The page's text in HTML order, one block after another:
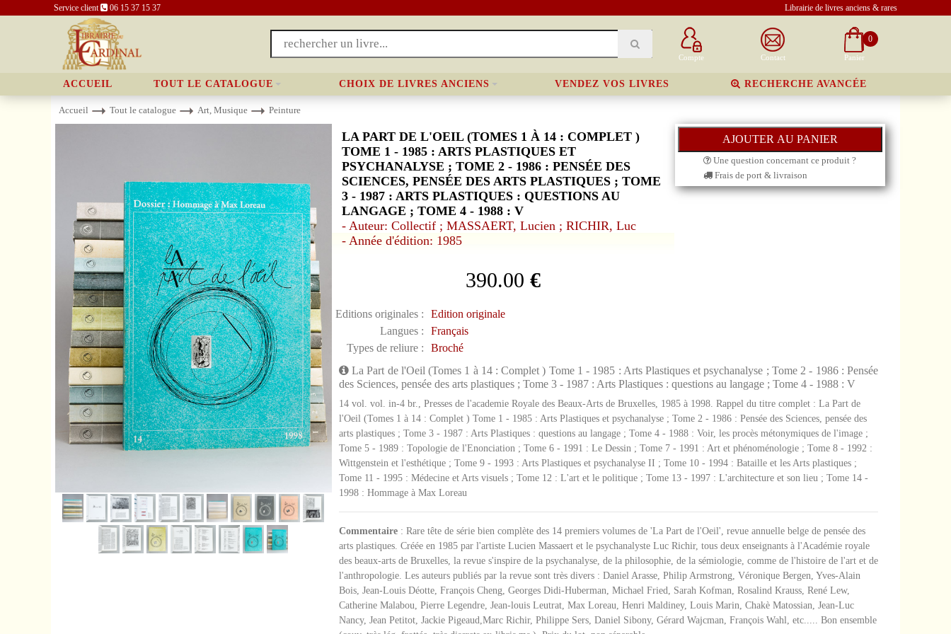
Service client 06 15 37 15 37 Librairie de livres anciens & rares
Compte Contact
0
Panier
ACCUEIL TOUT LE CATALOGUE CHOIX DE LIVRES ANCIENS VENDEZ VOS LIVRES RECHERCHE AVANCÉE
Accueil Tout le catalogue Art, Musique Peinture
LA PART DE L'OEIL (TOMES 1 À 14 : COMPLET )
TOME 1 - 1985 : ARTS PLASTIQUES ET
PSYCHANALYSE ; TOME 2 - 1986 : PENSÉE DES
SCIENCES, PENSÉE DES ARTS PLASTIQUES ; TOME
3 - 1987 : ARTS PLASTIQUES : QUESTIONS AU
LANGAGE ; TOME 4 - 1988 : V
- Auteur: Collectif ; MASSAERT, Lucien ; RICHIR, Luc
- Année d'édition: 1985
390.00 €
Editions originales :
Edition originale
Langues :
Français
Types de reliure :
Broché
Une question concernant ce produit ?
Frais de port & livraison
La Part de l'Oeil (Tomes 1 à 14 : Complet ) Tome 1 - 1985 : Arts Plastiques et psychanalyse ; Tome 2 - 1986 : Pensée
des Sciences, pensée des arts plastiques ; Tome 3 - 1987 : Arts Plastiques : questions au langage ; Tome 4 - 1988 : V
14 vol. vol. in-4 br., Presses de l'academie Royale des Beaux-Arts de Bruxelles, 1985 à 1998. Rappel du titre complet : La Part de
l'Oeil (Tomes 1 à 14 : Complet ) Tome 1 - 1985 : Arts Plastiques et psychanalyse ; Tome 2 - 1986 : Pensée des Sciences, pensée des
arts plastiques ; Tome 3 - 1987 : Arts Plastiques : questions au langage ; Tome 4 - 1988 : Voir, les procès métonymiques de l'image ;
Tome 5 - 1989 : Topologie de l'Enonciation ; Tome 6 - 1991 : Le Dessin ; Tome 7 - 1991 : Art et phénoménologie ; Tome 8 - 1992 :
Wittgenstein et l'esthétique ; Tome 9 - 1993 : Arts Plastiques et psychanalyse II ; Tome 10 - 1994 : Bataille et les Arts plastiques ;
Tome 11 - 1995 : Médecine et Arts visuels ; Tome 12 : L'art et le politique ; Tome 13 - 1997 : L'architecture et son lieu ; Tome 14 -
1998 : Hommage à Max Loreau
Commentaire: Rare tête de série bien complète des 14 premiers volumes de 'La Part de l'Oeil', revue annuelle belge de pensée des
arts plastiques. Créée en 1985 par l'artiste Lucien Massaert et le psychanalyste Luc Richir, tous deux enseignants à l'Académie royale
des beaux-arts de Bruxelles, la revue s'inspire de la psychanalyse, de la philosophie, de la sémiologie, comme de l'histoire de l'art et de
l'anthropologie. Les auteurs publiés par la revue sont très divers : Daniel Arasse, Philip Armstrong, Véronique Bergen, Yves-Alain
Bois, Jean-Louis Déotte, François Cheng, Georges Didi-Huberman, Michael Fried, Sarah Kofman, Rosalind Krauss, René Lew,
Catherine Malabou, Pierre Legendre, Jean-louis Leutrat, Max Loreau, Henri Maldiney, Louis Marin, Chakè Matossian, Jean-Luc
Nancy, Jean Petitot, Jackie Pigeaud,Marc Richir, Philippe Sers, Daniel Sibony, Gérard Wajcman, François Wahl, etc..... Bon ensemble